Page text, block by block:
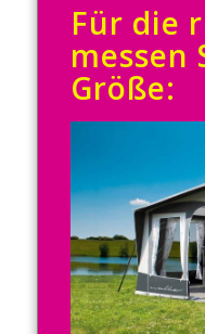
Für die
messen
Größe: